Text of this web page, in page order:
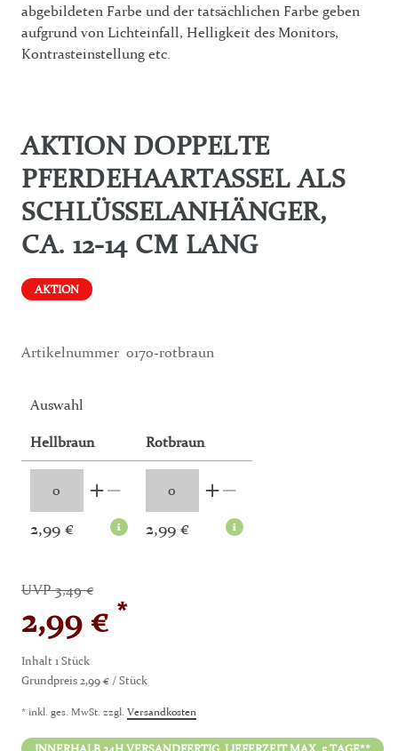
abgebildeten Farbe und der tatsächlichen Farbe geben
aufgrund von Lichteinfall, Helligkeit des Monitors,
Kontrasteinstellung etc.
AKTION DOPPELTE
PFERDEHAARTASSEL ALS
SCHLÜSSELANHÄNGER,
CA. 12-14 CM LANG
AKTION
Artikelnummer 0170-rotbraun
Auswahl
Hellbraun Rotbraun
2,99 € 2,99 €
UVP 3,49 €
2,99 € *
Inhalt1 Stück
Grundpreis 2,99 € / Stück
* inkl. ges. MwSt. zzgl. Versandkosten